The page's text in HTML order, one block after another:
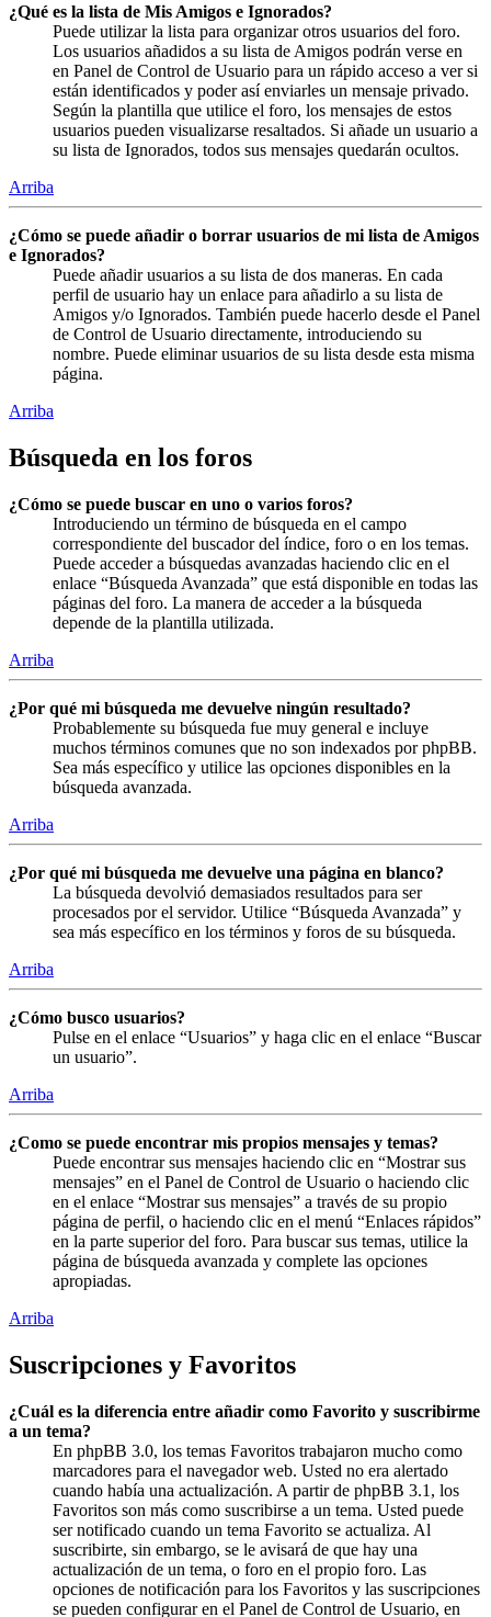
¿Qué es la lista de Mis Amigos e Ignorados?
Puede utilizar la lista para organizar otros usuarios del foro.
Los usuarios añadidos a su lista de Amigos podrán verse en
en Panel de Control de Usuario para un rápido acceso a ver si
están identificados y poder así enviarles un mensaje privado.
Según la plantilla que utilice el foro, los mensajes de estos
usuarios pueden visualizarse resaltados. Si añade un usuario a
su lista de Ignorados, todos sus mensajes quedarán ocultos.
Arriba
¿Cómo se puede añadir o borrar usuarios de mi lista de Amigos
e Ignorados?
Puede añadir usuarios a su lista de dos maneras. En cada
perfil de usuario hay un enlace para añadirlo a su lista de
Amigos y/o Ignorados. También puede hacerlo desde el Panel
de Control de Usuario directamente, introduciendo su
nombre. Puede eliminar usuarios de su lista desde esta misma
página.
Arriba
Búsqueda en los foros
¿Cómo se puede buscar en uno o varios foros?
Introduciendo un término de búsqueda en el campo
correspondiente del buscador del índice, foro o en los temas.
Puede acceder a búsquedas avanzadas haciendo clic en el
enlace “Búsqueda Avanzada” que está disponible en todas las
páginas del foro. La manera de acceder a la búsqueda
depende de la plantilla utilizada.
Arriba
¿Por qué mi búsqueda me devuelve ningún resultado?
Probablemente su búsqueda fue muy general e incluye
muchos términos comunes que no son indexados por phpBB.
Sea más específico y utilice las opciones disponibles en la
búsqueda avanzada.
Arriba
¿Por qué mi búsqueda me devuelve una página en blanco?
La búsqueda devolvió demasiados resultados para ser
procesados por el servidor. Utilice “Búsqueda Avanzada” y
sea más específico en los términos y foros de su búsqueda.
Arriba
¿Cómo busco usuarios?
Pulse en el enlace “Usuarios” y haga clic en el enlace “Buscar
un usuario”.
Arriba
¿Como se puede encontrar mis propios mensajes y temas?
Puede encontrar sus mensajes haciendo clic en “Mostrar sus
mensajes” en el Panel de Control de Usuario o haciendo clic
en el enlace “Mostrar sus mensajes” a través de su propio
página de perfil, o haciendo clic en el menú “Enlaces rápidos”
en la parte superior del foro. Para buscar sus temas, utilice la
página de búsqueda avanzada y complete las opciones
apropiadas.
Arriba
Suscripciones y Favoritos
¿Cuál es la diferencia entre añadir como Favorito y suscribirme
a un tema?
En phpBB 3.0, los temas Favoritos trabajaron mucho como
marcadores para el navegador web. Usted no era alertado
cuando había una actualización. A partir de phpBB 3.1, los
Favoritos son más como suscribirse a un tema. Usted puede
ser notificado cuando un tema Favorito se actualiza. Al
suscribirte, sin embargo, se le avisará de que hay una
actualización de un tema, o foro en el propio foro. Las
opciones de notificación para los Favoritos y las suscripciones
se pueden configurar en el Panel de Control de Usuario, en